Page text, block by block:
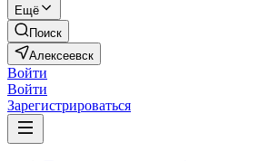
Ещё
Поиск
Алексеевск
Войти
Войти
Зарегистрироваться